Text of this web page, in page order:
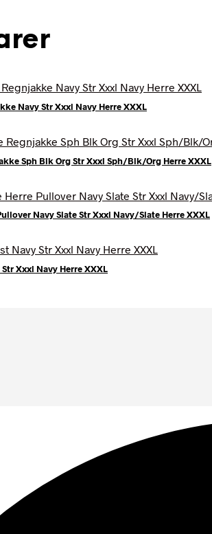
Navy Str Xxxl Navy Herre XXXL
Sph Blk Org Str Xxxl Sph/Blk/Org Herre XXXL
Navy Slate Str Xxxl Navy/Slate Herre XXXL
Xxxl Navy Herre XXXL